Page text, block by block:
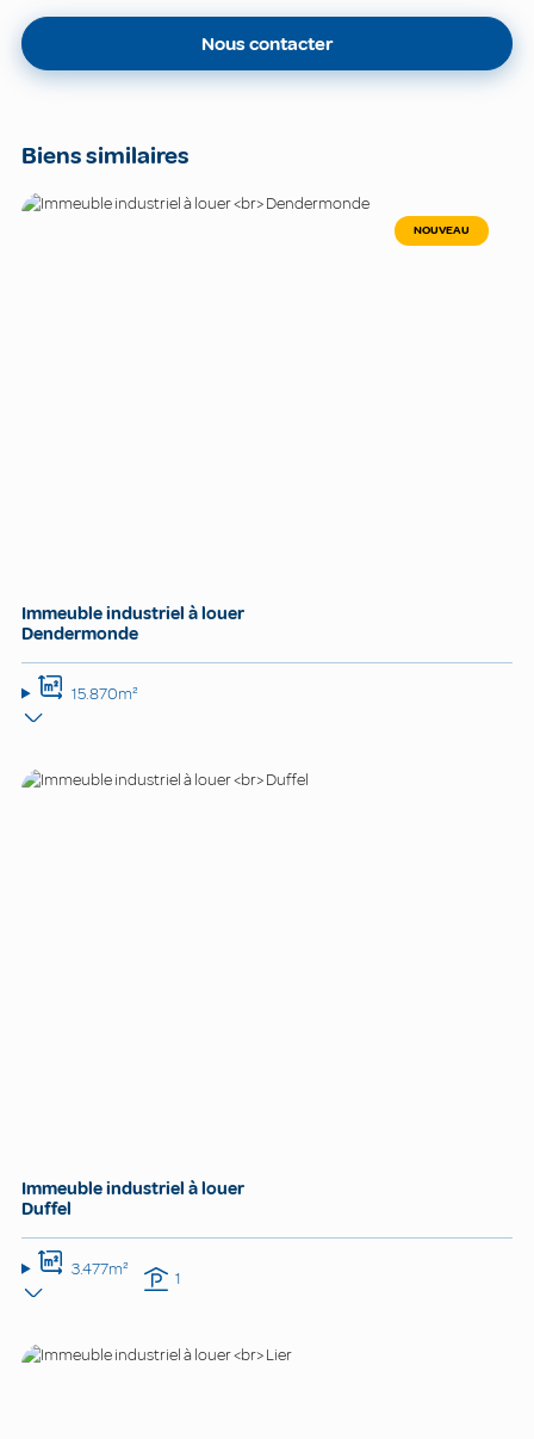
Nous contacter
Biens similaires
NOUVEAU
Immeuble industriel à louer
Dendermonde
15.870m²
Immeuble industriel à louer
Duffel
3.477m² 1